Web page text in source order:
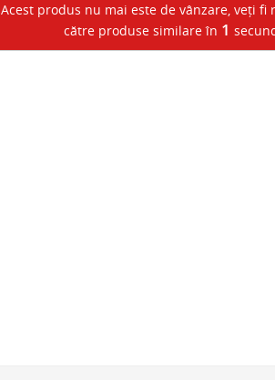
Acest produs nu mai este de vânzare, veți fi
către produse similare în 1